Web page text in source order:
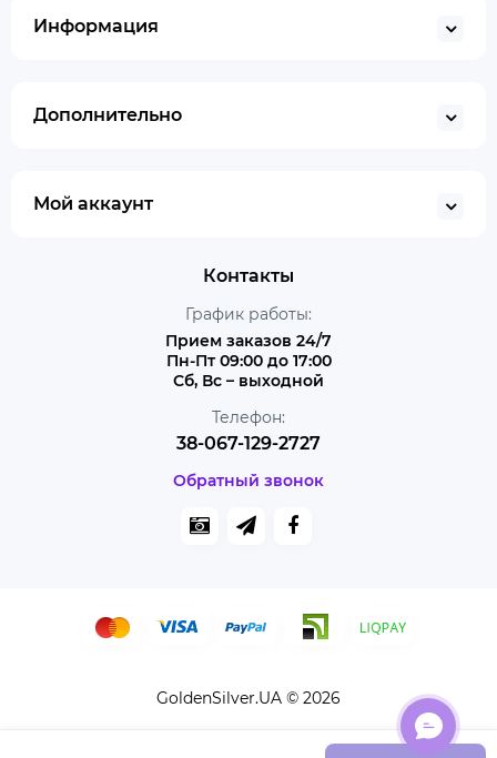
Информация
Дополнительно
Мой аккаунт
Контакты
График работы:
Прием заказов 24/7
Пн-Пт 09:00 до 17:00
Сб, Вс – выходной
Телефон:
38-067-129-2727
Обратный звонок
GoldenSilver.UA © 2026